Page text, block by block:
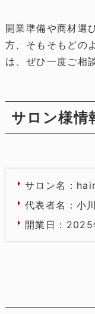
開業準備や商材選
方、そもそもどの
は、ぜひ一度ご相
サロン様情
サロン名：
代表者名：小
開業日：2025